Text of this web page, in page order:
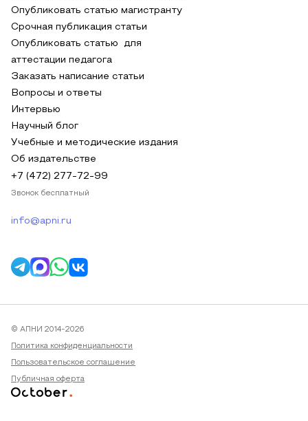
Опубликовать статью магистранту
Срочная публикация статьи
Опубликовать статью для
аттестации педагога
Заказать написание статьи
Вопросы и ответы
Интервью
Научный блог
Учебные и методические издания
Об издательстве
+7 (472) 277-72-99
Звонок бесплатный
info@apni.ru
© АПНИ 2014-2026
Политика конфиденциальности
Пользовательское соглашение
Публичная оферта